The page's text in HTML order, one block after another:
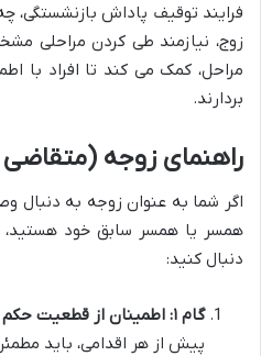
فرایند توقیف پاداش بازنشستگی،
زوج، نیازمند طی کردن مراحلی
مراحل، کمک می کند تا افراد با
بردارند.
راهنمای زوجه
اگر شما به عنوان زوجه به دنبال
همسر یا همسر سابق خود هستید،
دنبال کنید:
گام ۱: اطمینان از قطعیت حکم مهریه یا صدور اجرائیه مهریه:
پیش از هر اقدامی، باید